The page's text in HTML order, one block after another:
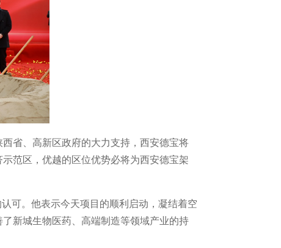
省、高新区政府的大力支持，西安德宝将
范区，优越的区位优势必将为西安德宝架
可。他表示今天项目的顺利启动，凝结着空
新城生物医药、高端制造等领域产业的持